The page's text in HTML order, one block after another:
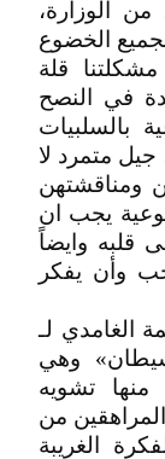
الوزارة،
الخضوع
قلة
في النصح
بالسلبيات
جيل متمرد لا
ومناقشتهن
يجب ان
قلبه وايضاً
وأن يفكر
الغامدي لـ
وهي
تشويه
من
الغريبة